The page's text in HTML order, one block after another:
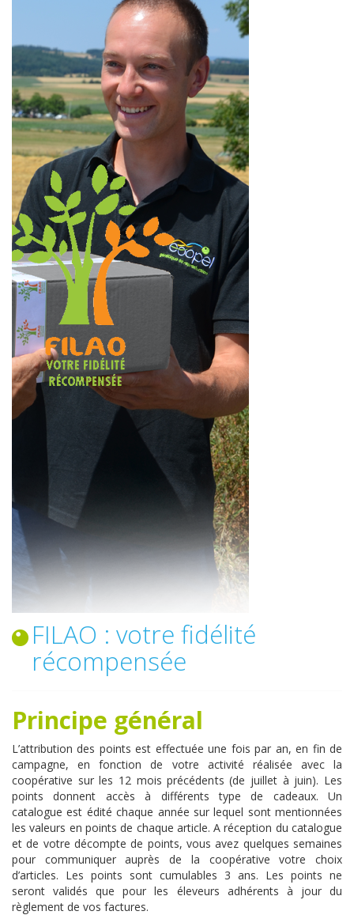
FILAO : votre fidélité
récompensée
Principe général
L’attribution des points est effectuée une fois par an, en fin de
campagne, en fonction de votre activité réalisée avec la
coopérative sur les 12 mois précédents (de juillet à juin). Les
points donnent accès à différents type de cadeaux. Un
catalogue est édité chaque année sur lequel sont mentionnées
les valeurs en points de chaque article. A réception du catalogue
et de votre décompte de points, vous avez quelques semaines
pour communiquer auprès de la coopérative votre choix
d’articles. Les points sont cumulables 3 ans. Les points ne
seront validés que pour les éleveurs adhérents à jour du
règlement de vos factures.